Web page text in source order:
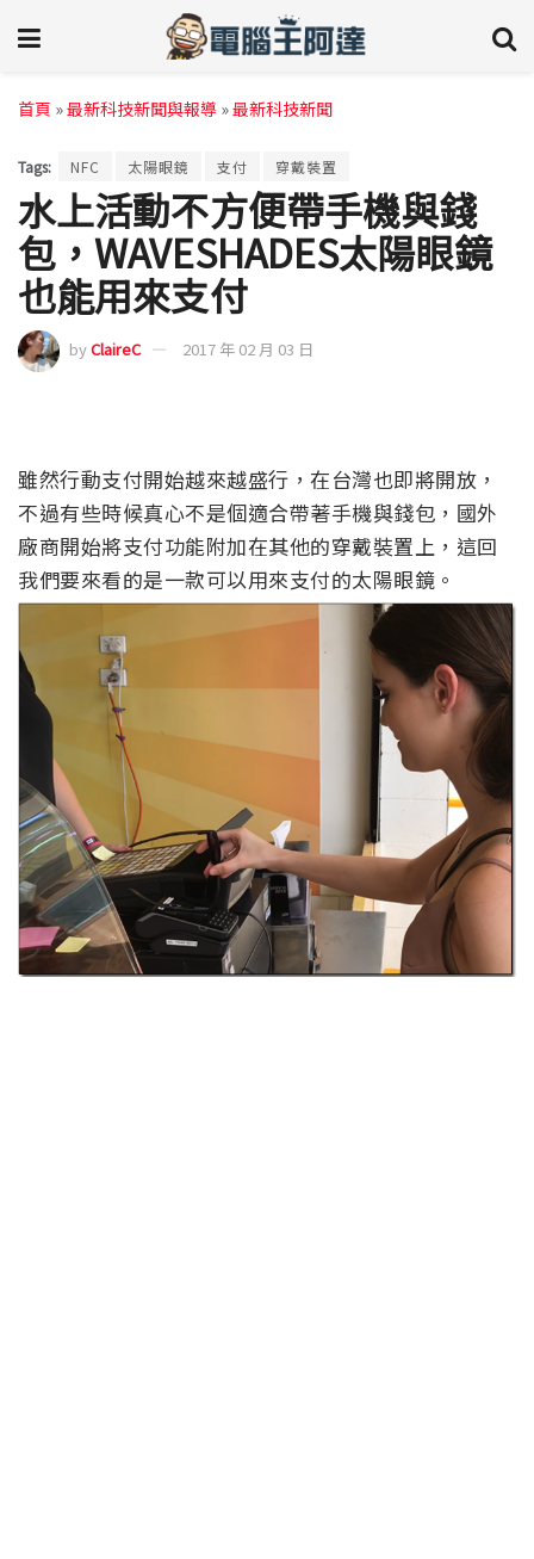
首頁 »最新科技新聞與報導 »最新科技新聞
Tags: NFC 太陽眼鏡 支付 穿戴裝置
水上活動不方便帶手機與錢
包，WAVESHADES太陽眼鏡
也能用來支付
byClaireC 2017 年 02 月 03 日
雖然行動支付開始越來越盛行，在台灣也即將開放，
不過有些時候真心不是個適合帶著手機與錢包，國外
廠商開始將支付功能附加在其他的穿戴裝置上，這回
我們要來看的是一款可以用來支付的太陽眼鏡。